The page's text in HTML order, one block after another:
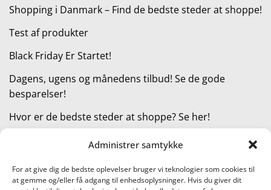
Administrer samtykke
For at give dig de bedste oplevelser bruger vi teknologier som cookies til
at gemme og/eller få adgang til enhedsoplysninger. Hvis du giver dit
Shopping i Danmark – Find de bedste steder at shoppe!
Test af produkter
Black Friday Er Startet!
Dagens, ugens og månedens tilbud! Se de gode
besparelser!
Hvor er de bedste steder at shoppe? Se her!
Kategorier